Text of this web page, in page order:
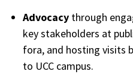
Advocacy through
key stakeholders at
fora, and hosting visits
to UCC campus.